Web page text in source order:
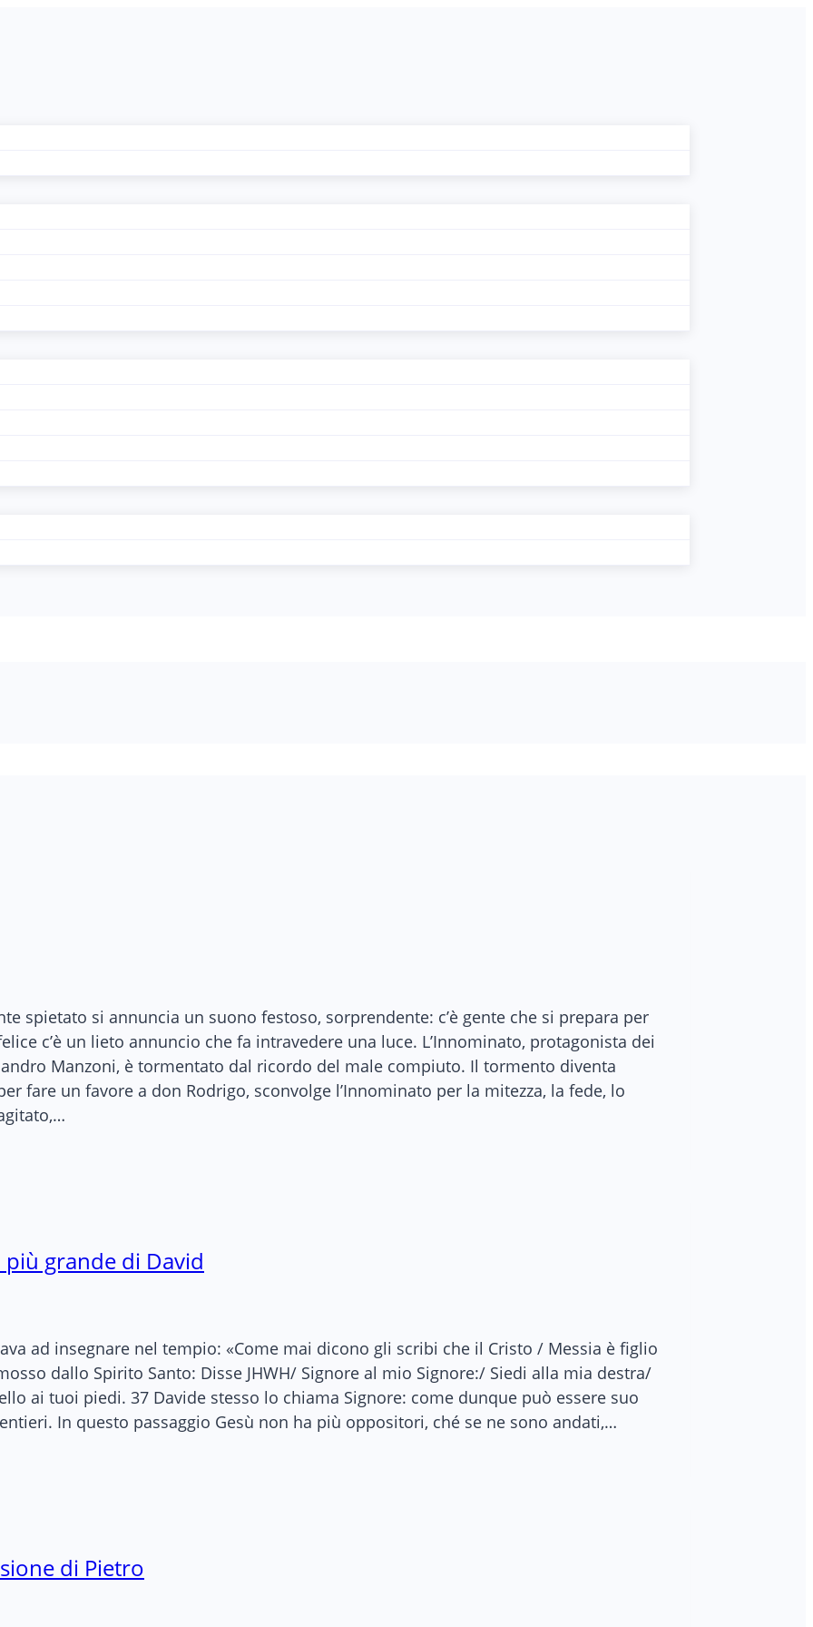
spietato si annuncia un suono festoso, sorprendente: c’è gente che si prepara per
c’è un lieto annuncio che fa intravedere una luce. L’Innominato, protagonista dei
Manzoni, è tormentato dal ricordo del male compiuto. Il tormento diventa
fare un favore a don Rodrigo, sconvolge l’Innominato per la mitezza, la fede, lo
più grande di David
ad insegnare nel tempio: «Come mai dicono gli scribi che il Cristo / Messia è figlio
dallo Spirito Santo: Disse JHWH/ Signore al mio Signore:/ Siedi alla mia destra/
ai tuoi piedi. 37 Davide stesso lo chiama Signore: come dunque può essere suo
In questo passaggio Gesù non ha più oppositori, ché se ne sono andati,…
di Pietro